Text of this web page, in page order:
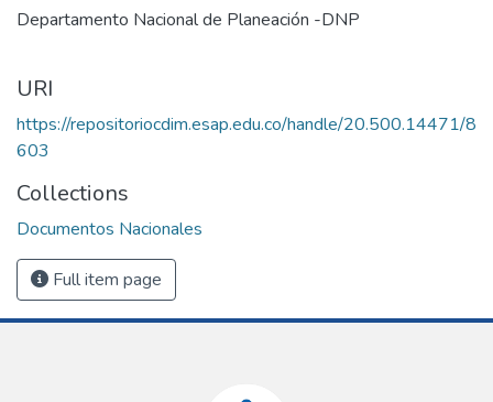
Departamento Nacional de Planeación -DNP
URI
https://repositoriocdim.esap.edu.co/handle/20.500.14471/8
603
Collections
Documentos Nacionales
Full item page